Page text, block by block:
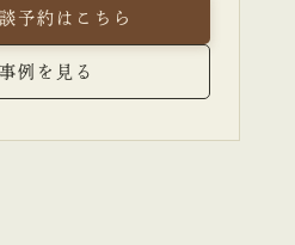
予約はこちら
例を見る